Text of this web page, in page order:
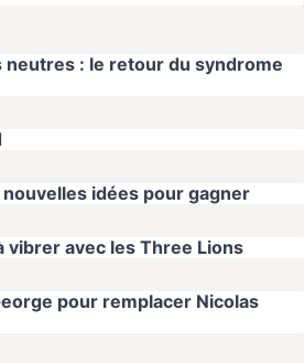
: le retour du syndrome
nouvelles idées pour gagner
vibrer avec les Three Lions
pour remplacer Nicolas